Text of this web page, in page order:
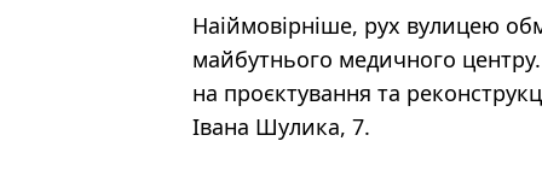
Наіймовірніше, рух вулицею
майбутнього медичного
на проєктування та
Івана Шулика, 7.